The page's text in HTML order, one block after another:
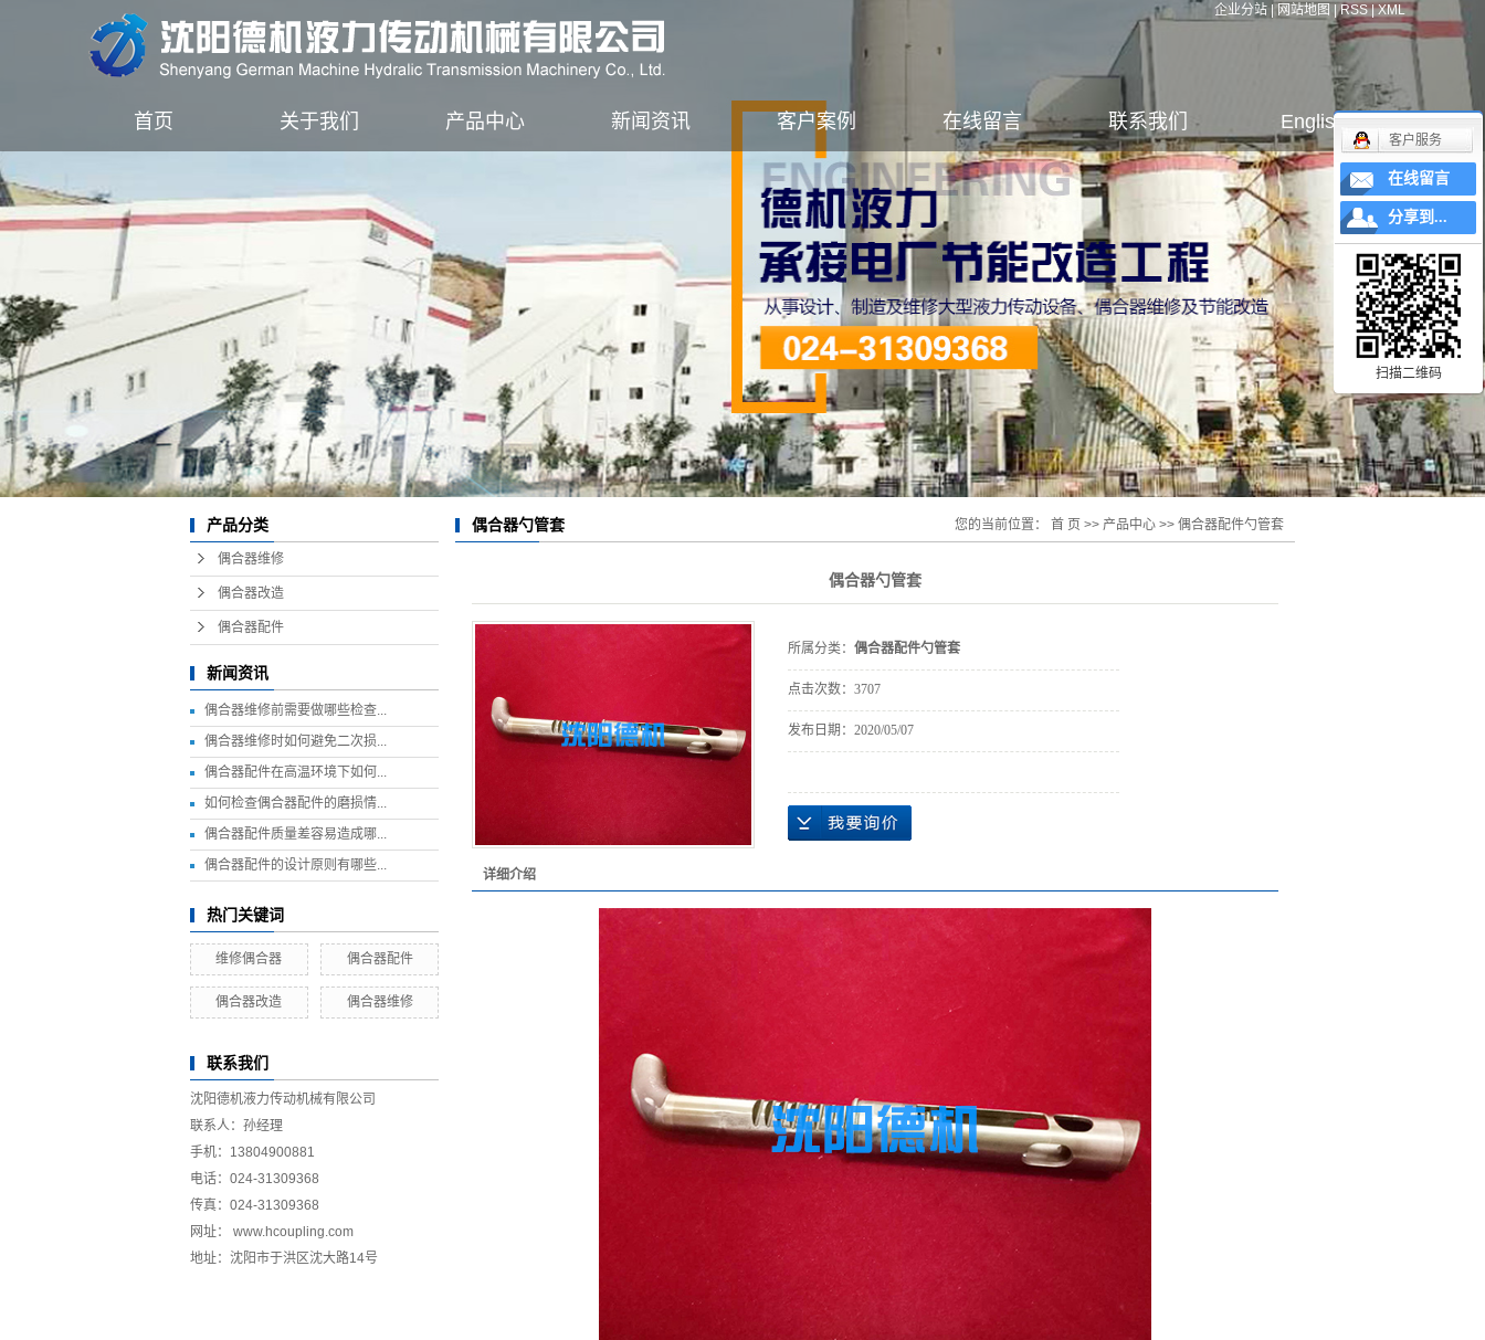
企业分站 |网站地图 |RSS|XML
首页 关于我们 产品中心 新闻资讯 客户案例 在线留言 联系我们 English
产品分类
偶合器维修
偶合器改造
偶合器配件
新闻资讯
偶合器维修前需要做哪些检查...
偶合器维修时如何避免二次损...
偶合器配件在高温环境下如何...
如何检查偶合器配件的磨损情...
偶合器配件质量差容易造成哪...
偶合器配件的设计原则有哪些...
热门关键词
维修偶合器 偶合器配件
偶合器改造 偶合器维修
联系我们
沈阳德机液力传动机械有限公司
联系人：孙经理
手机：13804900881
电话：024-31309368
传真：024-31309368
网址： www.hcoupling.com
地址：沈阳市于洪区沈大路14号
偶合器勺管套 您的当前位置： 首 页 >> 产品中心 >> 偶合器配件勺管套
偶合器勺管套
所属分类： 偶合器配件勺管套
点击次数： 3707
发布日期： 2020/05/07
详细介绍
客户服务
在线留言
分享到...
扫描二维码